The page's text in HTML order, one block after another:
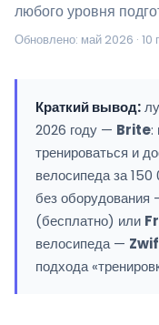
любого уровня
Обновлено: май 2026 · 10
Краткий вывод:
2026 году — Brite:
тренироваться и
велосипеда за
без оборудования
(бесплатно) или
велосипеда —
подхода